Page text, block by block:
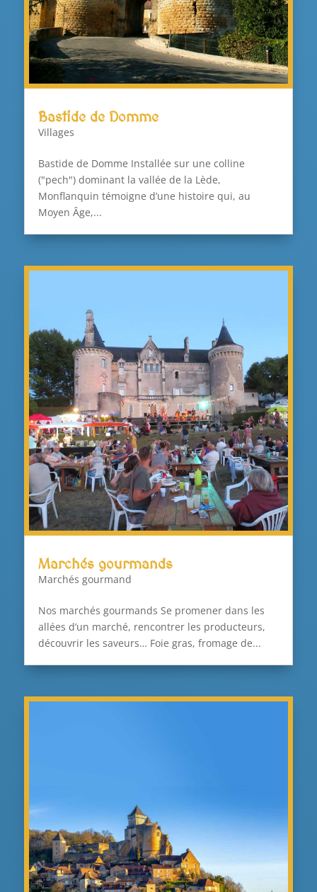
Bastide de Domme
Villages
Bastide de Domme Installée sur une colline
("pech") dominant la vallée de la Lède,
Monflanquin témoigne d’une histoire qui, au
Moyen Âge,...
Marchés gourmands
Marchés gourmand
Nos marchés gourmands Se promener dans les
allées d’un marché, rencontrer les producteurs,
découvrir les saveurs… Foie gras, fromage de...